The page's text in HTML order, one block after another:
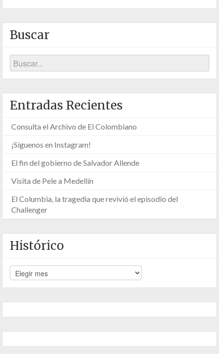
Buscar
Entradas Recientes
Consulta el Archivo de El Colombiano
¡Síguenos en Instagram!
El fin del gobierno de Salvador Allende
Visita de Pele a Medellín
El Columbia, la tragedia que revivió el episodio del
Challenger
Histórico